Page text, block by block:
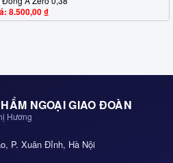
8.500,00 ₫
NGOẠI GIAO ĐOÀN
Hương
P. Xuân Đỉnh, Hà Nội